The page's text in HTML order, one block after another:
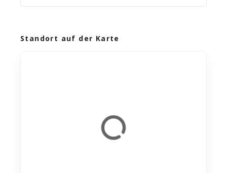
Standort auf der Karte